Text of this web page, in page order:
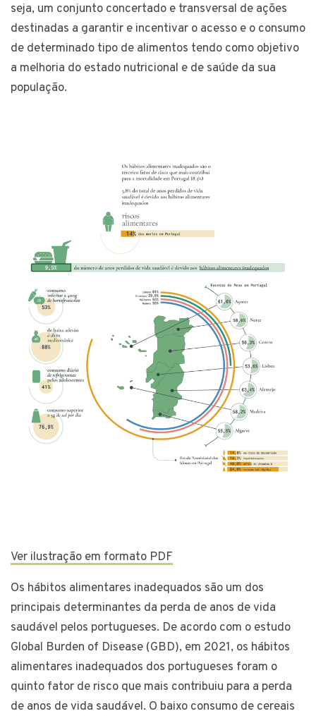
seja, um conjunto concertado e transversal de ações
destinadas a garantir e incentivar o acesso e o consumo
de determinado tipo de alimentos tendo como objetivo
a melhoria do estado nutricional e de saúde da sua
população.
Ver ilustração em formato PDF
Os hábitos alimentares inadequados são um dos
principais determinantes da perda de anos de vida
saudável pelos portugueses. De acordo com o estudo
Global Burden of Disease (GBD), em 2021, os hábitos
alimentares inadequados dos portugueses foram o
quinto fator de risco que mais contribuiu para a perda
de anos de vida saudável. O baixo consumo de cereais